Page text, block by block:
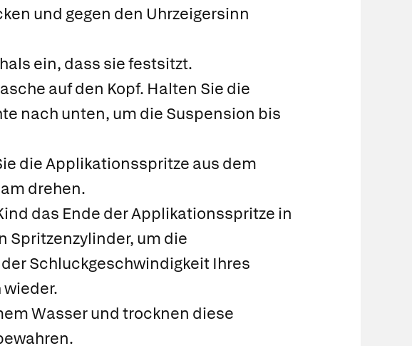
und gegen den Uhrzeigersinn
ein, dass sie festsitzt.
auf den Kopf. Halten Sie die
nach unten, um die Suspension bis
die Applikationsspritze aus dem
drehen.
das Ende der Applikationsspritze in
Spritzenzylinder, um die
Schluckgeschwindigkeit Ihres
Wasser und trocknen diese